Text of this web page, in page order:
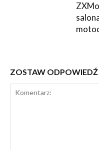
ZOSTAW ODPOWIEDŹ